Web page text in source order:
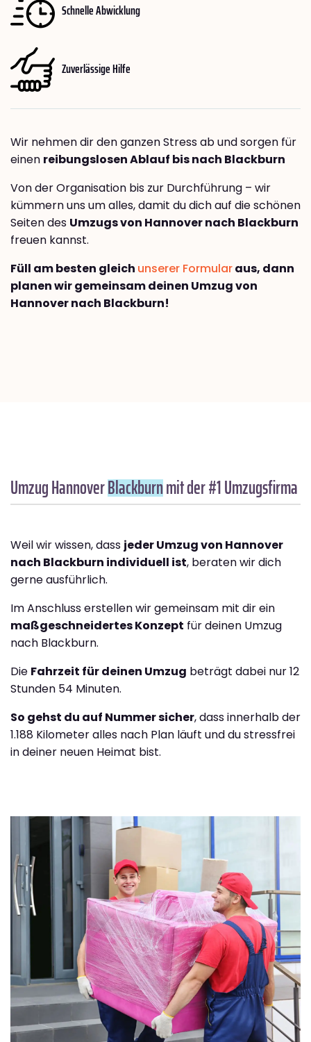
Schnelle Abwicklung
Zuverlässige Hilfe
Wir nehmen dir den ganzen Stress ab und sorgen für
einen reibungslosen Ablauf bis nach Blackburn
Von der Organisation bis zur Durchführung – wir
kümmern uns um alles, damit du dich auf die schönen
Seiten des Umzugs von Hannover nach Blackburn
freuen kannst.
Füll am besten gleich unserer Formularaus, dann
planen wir gemeinsam deinen Umzug von
Hannover nach Blackburn!
Umzug HannoverBlackburnmit der #1 Umzugsfirma
Weil wir wissen, dass jeder Umzug von Hannover
nach Blackburn individuell ist, beraten wir dich
gerne ausführlich.
Im Anschluss erstellen wir gemeinsam mit dir ein
maßgeschneidertes Konzept für deinen Umzug
nach Blackburn.
Die Fahrzeit für deinen Umzug beträgt dabei nur 12
Stunden 54 Minuten.
So gehst du auf Nummer sicher, dass innerhalb der
1.188 Kilometer alles nach Plan läuft und du stressfrei
in deiner neuen Heimat bist.